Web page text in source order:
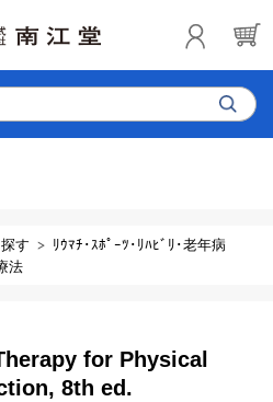
す
ﾘｳﾏﾁ･ｽﾎﾟｰﾂ･ﾘﾊﾋﾞﾘ･老年病
法
for Physical
8th ed.